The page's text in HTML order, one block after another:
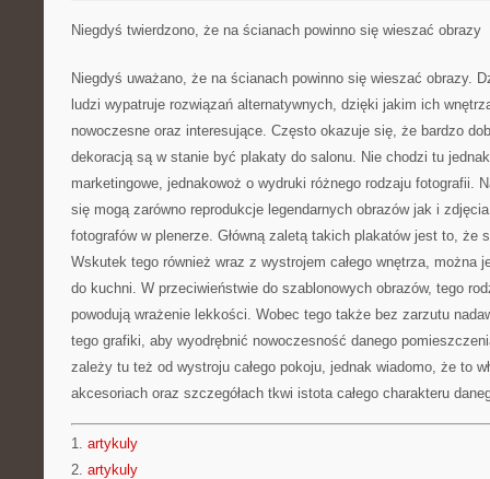
Niegdyś twierdzono, że na ścianach powinno się wieszać obrazy
Niegdyś uważano, że na ścianach powinno się wieszać obrazy.
ludzi wypatruje rozwiązań alternatywnych, dzięki jakim ich
nowoczesne oraz interesujące. Często okazuje się, że bardzo
dekoracją są w stanie być plakaty do salonu. Nie chodzi tu
marketingowe, jednakowoż o wydruki różnego rodzaju fotografii.
się mogą zarówno reprodukcje legendarnych obrazów jak i
fotografów w plenerze. Główną zaletą takich plakatów jest to, że
Wskutek tego również wraz z wystrojem całego wnętrza, można
do kuchni. W przeciwieństwie do szablonowych obrazów, tego
powodują wrażenie lekkości. Wobec tego także bez zarzutu
tego grafiki, aby wyodrębnić nowoczesność danego
zależy tu też od wystroju całego pokoju, jednak wiadomo, że to
akcesoriach oraz szczegółach tkwi istota całego charakteru
1. artykuly
2. artykuly